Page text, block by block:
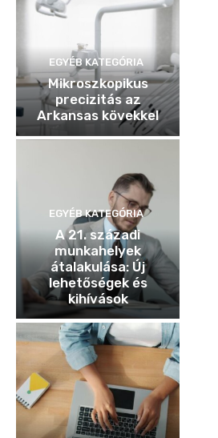
EGYÉB KATEGÓRIA
Mikroszkopikus
precizitás az
Arkansas kövekkel
EGYÉB KATEGÓRIA
A 21. századi
munkahelyek
átalakulása: Új
lehetőségek és
kihívások